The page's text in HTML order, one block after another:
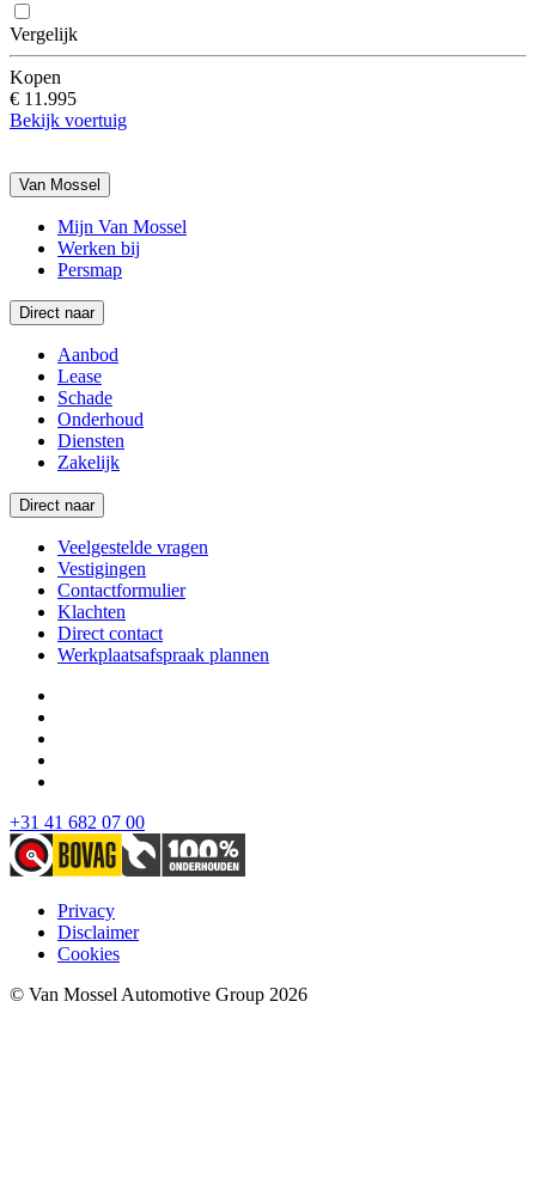
Vergelijk
Kopen
€ 11.995
Bekijk voertuig
Van Mossel
Mijn Van Mossel
Werken bij
Persmap
Direct naar
Aanbod
Lease
Schade
Onderhoud
Diensten
Zakelijk
Direct naar
Veelgestelde vragen
Vestigingen
Contactformulier
Klachten
Direct contact
Werkplaatsafspraak plannen
+31 41 682 07 00
Privacy
Disclaimer
Cookies
© Van Mossel Automotive Group 2026